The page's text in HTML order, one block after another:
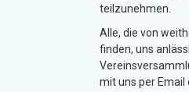
teilzunehmen.
Alle, die von
finden, uns
mit uns per